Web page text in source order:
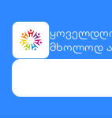
მხოლოდ